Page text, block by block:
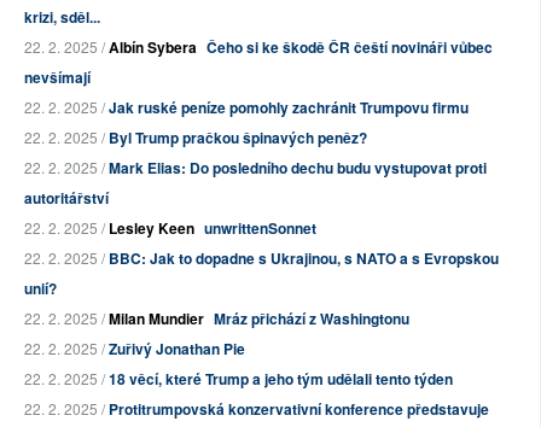
krizi, sděl...
22. 2. 2025 /Albín Sybera Čeho si ke škodě ČR čeští novináři vůbec
nevšímají
22. 2. 2025 /Jak ruské peníze pomohly zachránit Trumpovu firmu
22. 2. 2025 /Byl Trump pračkou špinavých peněz?
22. 2. 2025 /Mark Elias: Do posledního dechu budu vystupovat proti
autoritářství
22. 2. 2025 /Lesley Keen unwrittenSonnet
22. 2. 2025 /BBC: Jak to dopadne s Ukrajinou, s NATO a s Evropskou
unií?
22. 2. 2025 /Milan Mundier Mráz přichází z Washingtonu
22. 2. 2025 /Zuřivý Jonathan Pie
22. 2. 2025 /18 věcí, které Trump a jeho tým udělali tento týden
22. 2. 2025 /Protitrumpovská konzervativní konference představuje